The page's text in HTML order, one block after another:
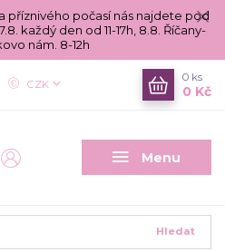
příznivého počasí nás najdete pod
každý den od 11-17h, 8.8. Říčany-
nám. 8-12h
Menu
CZK
Hledat
0 ks
0 Kč